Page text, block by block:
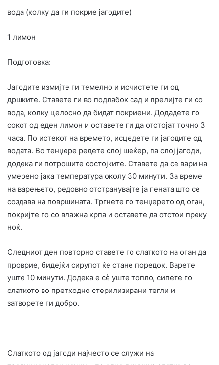
вода (колку да ги покрие јагодите)
1 лимон
Подготовка:
Јагодите измијте ги темелно и исчистете ги од
дршките. Ставете ги во подлабок сад и прелијте ги со
вода, колку целосно да бидат покриени. Додадете го
сокот од еден лимон и оставете ги да отстојат точно 3
часа. По истекот на времето, исцедете ги јагодите од
водата. Во тенџере редете слој шеќер, па слој јагоди,
додека ги потрошите состојките. Ставете да се вари на
умерено јака температура околу 30 минути. За време
на варењето, редовно отстранувајте ја пената што се
создава на површината. Тргнете го тенџерето од оган,
покријте го со влажна крпа и оставете да отстои преку
ноќ.
Следниот ден повторно ставете го слаткото на оган да
проврие, бидејќи сирупот ќе стане поредок. Варете
уште 10 минути. Додека е сè уште топло, сипете го
слаткото во претходно стерилизирани тегли и
затворете ги добро.
Слаткото од јагоди најчесто се служи на